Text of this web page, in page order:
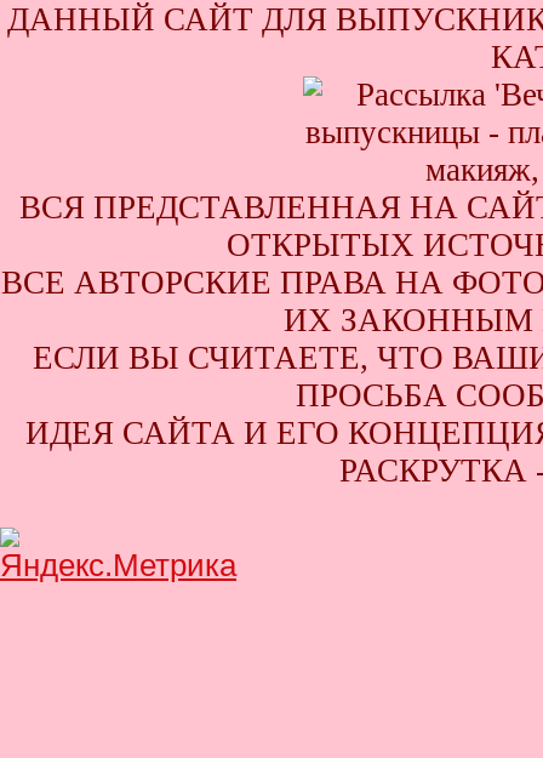
ДАННЫЙ САЙТ ДЛЯ
ВСЯ ПРЕДСТАВЛЕННАЯ НА
ОТКРЫТЫХ
ВСЕ АВТОРСКИЕ ПРАВА НА
ИХ ЗАКОННЫМ
ЕСЛИ ВЫ СЧИТАЕТЕ, ЧТО
ПРОСЬБА
ИДЕЯ САЙТА И ЕГО КОНЦЕПЦИЯ
РАСКРУТКА -